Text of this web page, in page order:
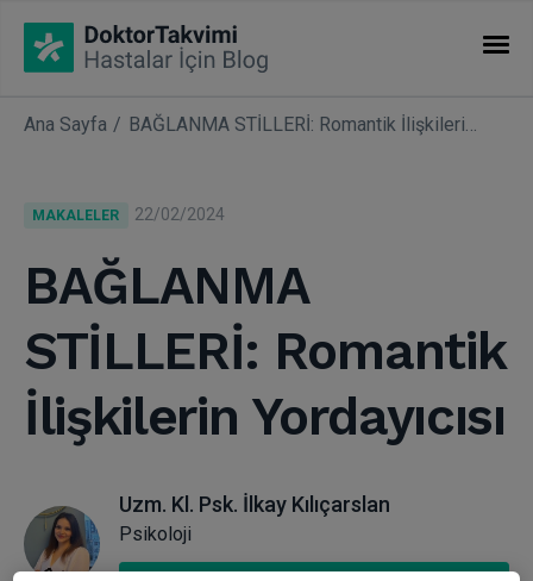
İHTISASLAR
Uzmanlıklar
Ana Sayfa BAĞLANMA STİLLERİ: Romantik İlişkilerin Yordayıcısı
MAKALELER 22/02/2024
BAĞLANMA
STİLLERİ: Romantik
İlişkilerin Yordayıcısı
Uzm. Kl. Psk. İlkay Kılıçarslan
Psikoloji